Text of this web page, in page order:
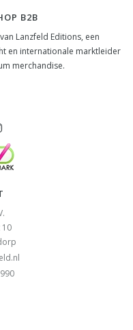
B2B
Lanzfeld Editions, een
en internationale marktleider
merchandise.